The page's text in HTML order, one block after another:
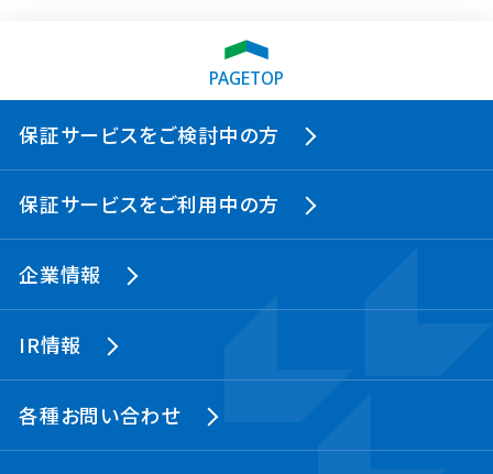
PAGETOP
保証サービスをご検討中の方
保証サービスをご利用中の方
企業情報
IR情報
各種お問い合わせ